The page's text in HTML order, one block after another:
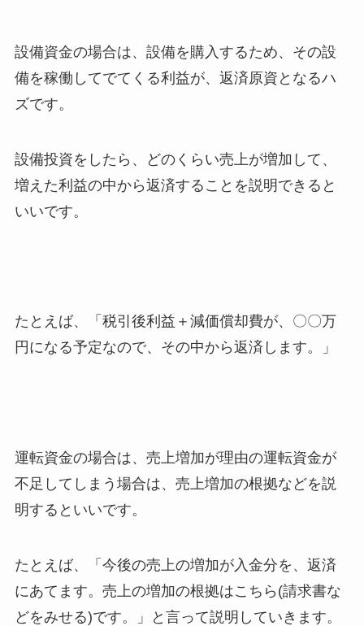
設備資金の場合は、設備を購入するため、その設
備を稼働してでてくる利益が、返済原資となるハ
ズです。
設備投資をしたら、どのくらい売上が増加して、
増えた利益の中から返済することを説明できると
いいです。
たとえば、「税引後利益＋減価償却費が、〇〇万
円になる予定なので、その中から返済します。」
運転資金の場合は、売上増加が理由の運転資金が
不足してしまう場合は、売上増加の根拠などを説
明するといいです。
たとえば、「今後の売上の増加が入金分を、返済
にあてます。売上の増加の根拠はこちら(請求書な
どをみせる)です。」と言って説明していきます。